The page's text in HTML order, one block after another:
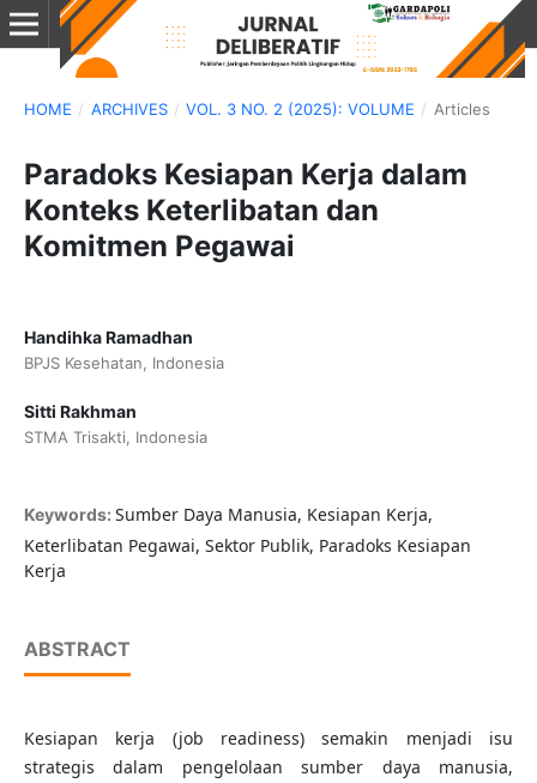
HOME / ARCHIVES / VOL. 3 NO. 2 (2025): VOLUME / Articles
Paradoks Kesiapan Kerja dalam
Konteks Keterlibatan dan
Komitmen Pegawai
Handihka Ramadhan
BPJS Kesehatan, Indonesia
Sitti Rakhman
STMA Trisakti, Indonesia
Keywords: Sumber Daya Manusia, Kesiapan Kerja,
Keterlibatan Pegawai, Sektor Publik, Paradoks Kesiapan
Kerja
ABSTRACT
Kesiapan kerja (job readiness) semakin menjadi isu
strategis dalam pengelolaan sumber daya manusia,